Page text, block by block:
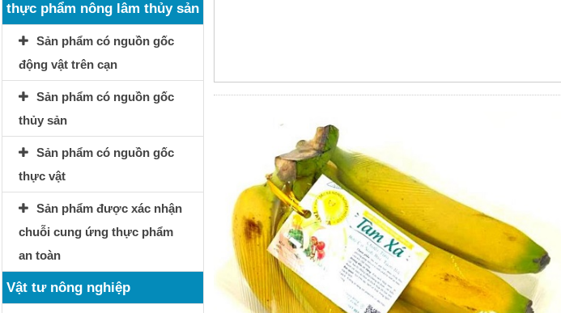
thực phẩm nông lâm thủy sản
Sản phẩm có nguồn gốc
động vật trên cạn
Sản phẩm có nguồn gốc
thủy sản
Sản phẩm có nguồn gốc
thực vật
Sản phẩm được xác nhận
chuỗi cung ứng thực phẩm
an toàn
Vật tư nông nghiệp